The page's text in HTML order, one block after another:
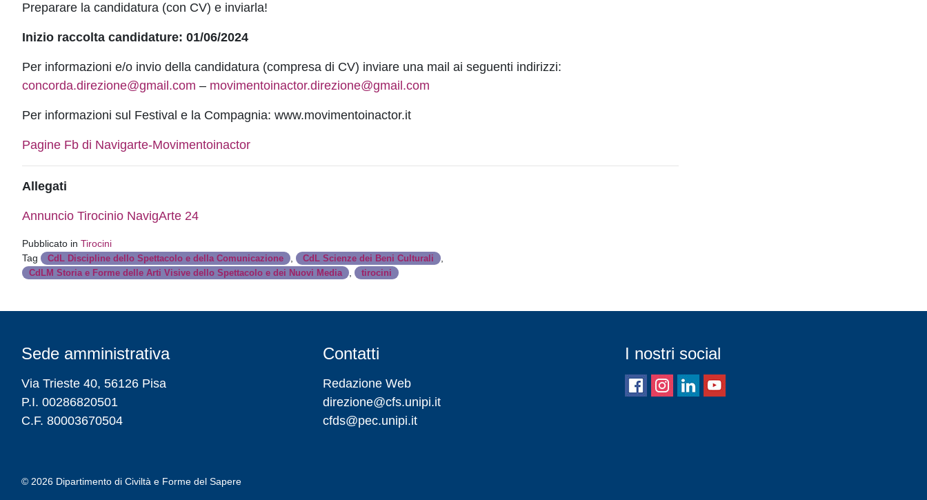
Preparare la candidatura (con CV) e inviarla!
Inizio raccolta candidature: 01/06/2024
Per informazioni e/o invio della candidatura (compresa di CV) inviare una mail ai seguenti indirizzi:
concorda.direzione@gmail.com – movimentoinactor.direzione@gmail.com
Per informazioni sul Festival e la Compagnia: www.movimentoinactor.it
Pagine Fb di Navigarte-Movimentoinactor
Allegati
Annuncio Tirocinio NavigArte 24
Pubblicato in Tirocini
Tag
CdL Discipline dello Spettacolo e della Comunicazione , CdL Scienze dei Beni Culturali ,
CdLM Storia e Forme delle Arti Visive dello Spettacolo e dei Nuovi Media , tirocini
Sede amministrativa
Via Trieste 40, 56126 Pisa
P.I. 00286820501
C.F. 80003670504
Contatti
Redazione Web
direzione@cfs.unipi.it
cfds@pec.unipi.it
I nostri social
© 2026 Dipartimento di Civiltà e Forme del Sapere